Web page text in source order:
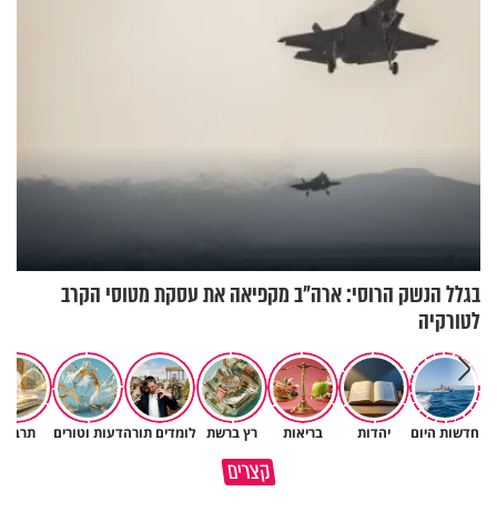
בגלל הנשק הרוסי: ארה"ב מקפיאה את עסקת מטוסי הקרב
לטורקיה
חדשות היום יהדות בריאות רץ ברשת לומדים תורהדעות וטורים
קצרים
מתחילים לעבוד לקראת ראש
הרגעים הקשים ביותר בחיים